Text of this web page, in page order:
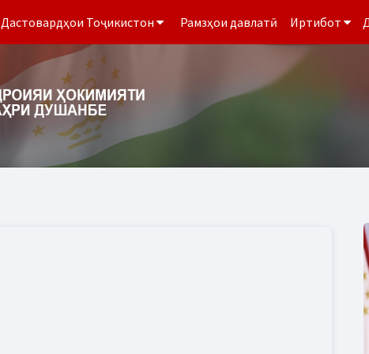
Дастовардҳои Тоҷикистон Рамзҳои давлатӣ Иртибот